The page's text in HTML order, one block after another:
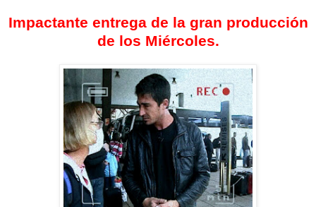
Impactante entrega de la gran producción
de los Miércoles.